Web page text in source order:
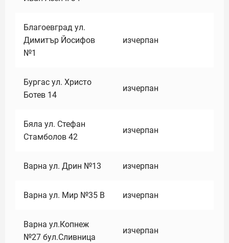
Благоевград ул.
Димитър Йосифов
№1
изчерпан
Бургас ул. Христо
Ботев 14
изчерпан
Бяла ул. Стефан
Стамболов 42
изчерпан
Варна ул. Дрин №13 изчерпан
Варна ул. Мир №35 В изчерпан
Варна ул.Копнеж
№27 бул.Сливница
изчерпан